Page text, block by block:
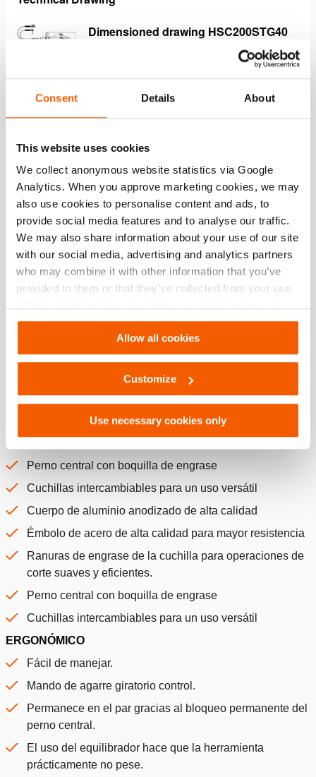
Consent Details About
This website uses cookies
We collect anonymous website statistics via Google
Analytics. When you approve marketing cookies, we may
also use cookies to personalise content and ads, to
provide social media features and to analyse our traffic.
We may also share information about your use of our site
with our social media, advertising and analytics partners
who may combine it with other information that you’ve
provided to them or that they’ve collected from your use
Settings. See ourcookiestatement.
Allow all cookies
Customize
Use necessary cookies only
Dimensioned drawing HSC200STG40
Descargar
Características
SEGURO
Funcionamiento a empuñadura giratoria para mayor
seguridad durante las tareas de corte.
Función de hombre muerto para detener
inmediatamente la operación cuando se sueltan las
manos.
riesgo de accidentes.
Cuchillas sólidas
Cuerpo y émbolo de acero de alta calidad para mayor
resistencia
Ranuras de engrase de la cuchilla para operaciones de
Perno central con boquilla de engrase
Cuchillas intercambiables para un uso versátil
Cuerpo de aluminio anodizado de alta calidad
Émbolo de acero de alta calidad para mayor resistencia
Ranuras de engrase de la cuchilla para operaciones de
corte suaves y eficientes.
Perno central con boquilla de engrase
Cuchillas intercambiables para un uso versátil
ERGONÓMICO
Fácil de manejar.
Mando de agarre giratorio control.
Permanece en el par gracias al bloqueo permanente del
perno central.
El uso del equilibrador hace que la herramienta
prácticamente no pese.